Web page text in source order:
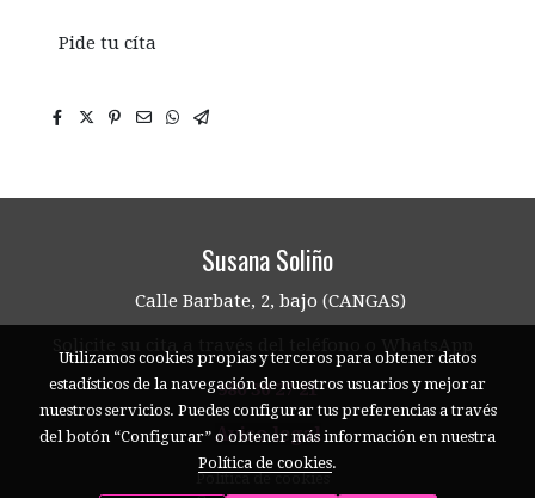
Pide tu cíta
Susana Soliño
Calle Barbate, 2, bajo (CANGAS)
986 30 27 21
Aviso legal
Política de cookies
Utilizamos cookies propias y terceros para obtener datos
estadísticos de la navegación de nuestros usuarios y mejorar
nuestros servicios. Puedes configurar tus preferencias a través
del botón “Configurar” o obtener más información en nuestra
Política de cookies.